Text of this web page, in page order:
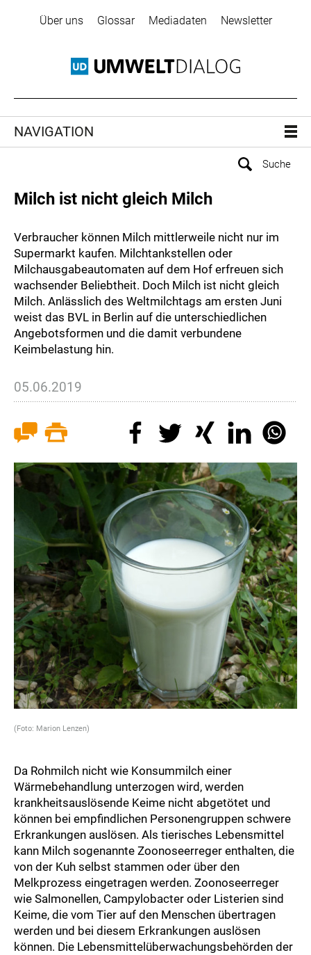
Über uns Glossar Mediadaten Newsletter
NAVIGATION
Milch ist nicht gleich Milch
Verbraucher können Milch mittlerweile nicht nur im
Supermarkt kaufen. Milchtankstellen oder
Milchausgabeautomaten auf dem Hof erfreuen sich
wachsender Beliebtheit. Doch Milch ist nicht gleich
Milch. Anlässlich des Weltmilchtags am ersten Juni
weist das BVL in Berlin auf die unterschiedlichen
Angebotsformen und die damit verbundene
Keimbelastung hin.
05.06.2019
(Foto: Marion Lenzen)
Da Rohmilch nicht wie Konsummilch einer
Wärmebehandlung unterzogen wird, werden
krankheitsauslösende Keime nicht abgetötet und
können bei empfindlichen Personengruppen schwere
Erkrankungen auslösen. Als tierisches Lebensmittel
kann Milch sogenannte Zoonoseerreger enthalten, die
von der Kuh selbst stammen oder über den
Melkprozess eingetragen werden. Zoonoseerreger
wie Salmonellen, Campylobacter oder Listerien sind
Keime, die vom Tier auf den Menschen übertragen
werden und bei diesem Erkrankungen auslösen
können. Die Lebensmittelüberwachungsbehörden der